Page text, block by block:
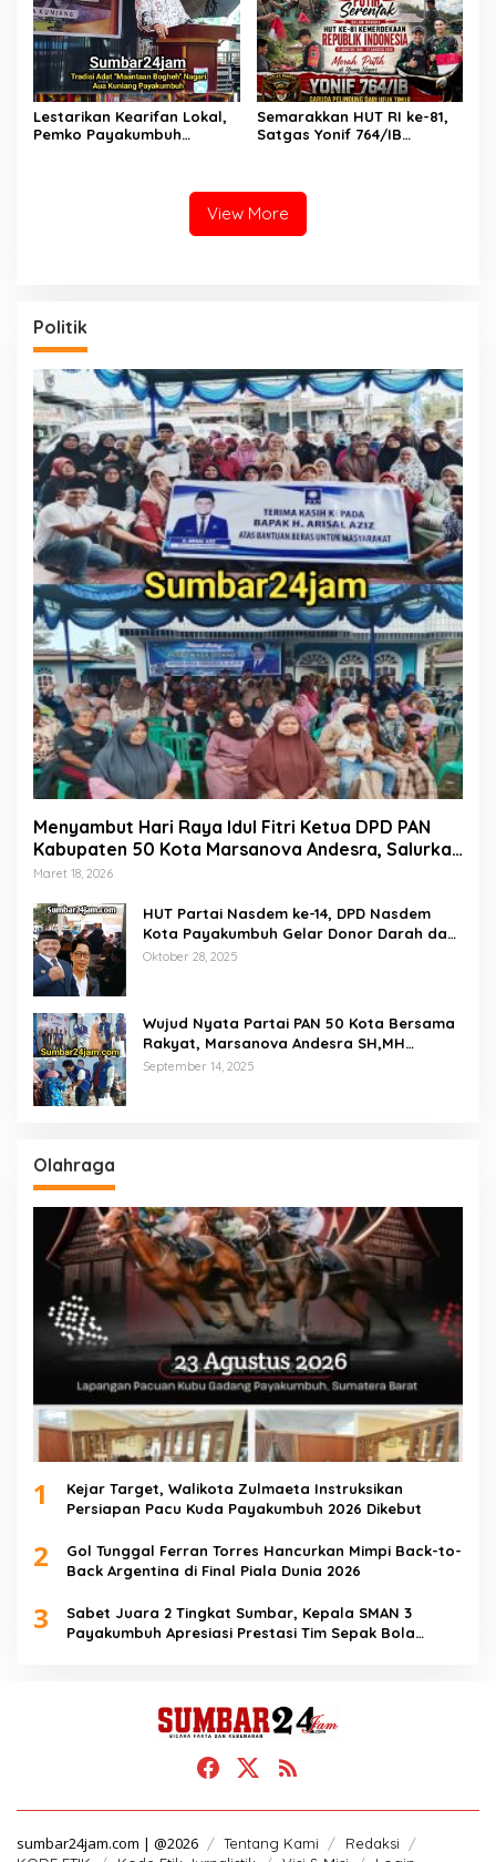
Lestarikan Kearifan Lokal,
Pemko Payakumbuh
Semarakkan HUT RI ke-81,
Satgas Yonif 764/IB
View More
Politik
Menyambut Hari Raya Idul Fitri Ketua DPD PAN
Kabupaten 50 Kota Marsanova Andesra, Salurkan
Empat Ton Bantuan Beras Untuk Masyarakat
Maret 18, 2026
HUT Partai Nasdem ke-14, DPD Nasdem
Kota Payakumbuh Gelar Donor Darah dan
Pemeriksaan Kesehatan Gratis
Oktober 28, 2025
Wujud Nyata Partai PAN 50 Kota Bersama
Rakyat, Marsanova Andesra SH,MH
Salurkan 600 Karung Beras Untuk
September 14, 2025
Olahraga
1
Kejar Target, Walikota Zulmaeta Instruksikan
Persiapan Pacu Kuda Payakumbuh 2026 Dikebut
2
Gol Tunggal Ferran Torres Hancurkan Mimpi Back-to-
Back Argentina di Final Piala Dunia 2026
3
Sabet Juara 2 Tingkat Sumbar, Kepala SMAN 3
Payakumbuh Apresiasi Prestasi Tim Sepak Bola
sumbar24jam.com | @2026 Tentang Kami
Redaksi